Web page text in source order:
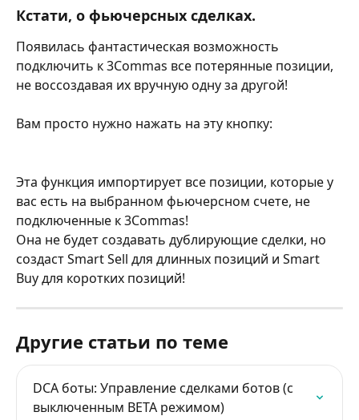
Кстати, о фьючерсных сделках.
Появилась фантастическая возможность
подключить к 3Commas все потерянные позиции,
не воссоздавая их вручную одну за другой!
Вам просто нужно нажать на эту кнопку:
Эта функция импортирует все позиции, которые у
вас есть на выбранном фьючерсном счете, не
подключенные к 3Commas!
Она не будет создавать дублирующие сделки, но
создаст Smart Sell для длинных позиций и Smart
Buy для коротких позиций!
Другие статьи по теме
DCA боты: Управление сделками ботов (с
выключенным BETA режимом)